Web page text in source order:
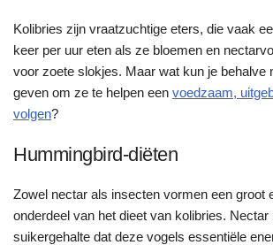
Kolibries zijn vraatzuchtige eters, die vaak
keer per uur eten als ze bloemen en
voor zoete slokjes. Maar wat kun je behalve
geven om ze te helpen een voedzaam,
volgen?
Hummingbird-diëten
Zowel nectar als insecten vormen een groot
onderdeel van het dieet van kolibries. Nectar
suikergehalte dat deze vogels essentiële